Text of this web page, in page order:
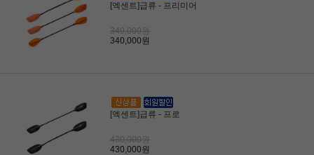
[엑센트]급류 - 프리미어
340,000원
340,000원
[엑센트]급류 - 프로
430,000원
430,000원